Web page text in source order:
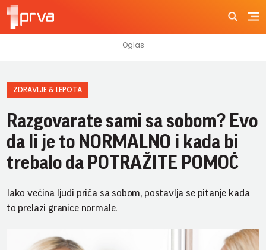
ZDRAVLJE & LEPOTA
Razgovarate sami sa sobom? Evo
da li je to NORMALNO i kada bi
trebalo da POTRAŽITE POMOĆ
Iako većina ljudi priča sa sobom, postavlja se pitanje kada
to prelazi granice normale.